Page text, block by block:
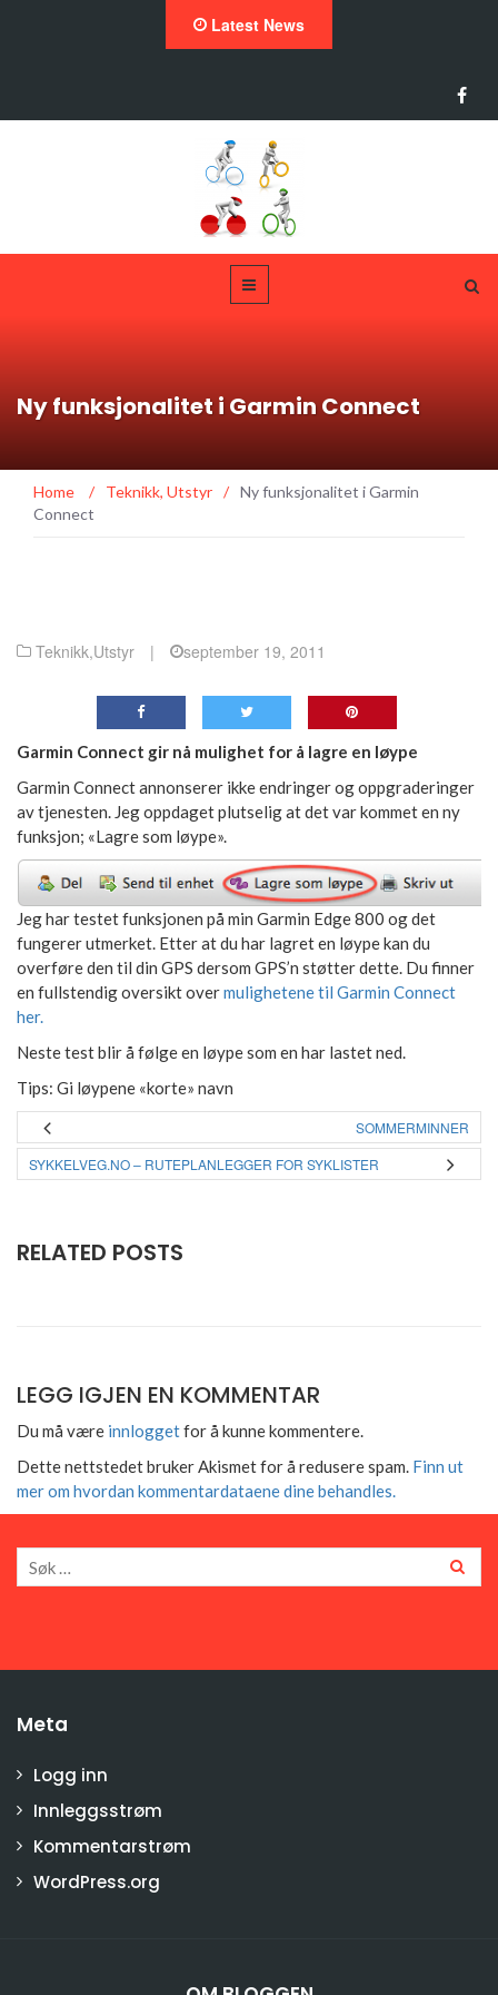
Latest News
Ny funksjonalitet i Garmin Connect
Home / Teknikk, Utstyr / Ny funksjonalitet i Garmin
Connect
Teknikk,Utstyr | september 19, 2011
Garmin Connect gir nå mulighet for å lagre en løype
Garmin Connect annonserer ikke endringer og oppgraderinger
av tjenesten. Jeg oppdaget plutselig at det var kommet en ny
funksjon; «Lagre som løype».
Jeg har testet funksjonen på min Garmin Edge 800 og det
fungerer utmerket. Etter at du har lagret en løype kan du
overføre den til din GPS dersom GPS’n støtter dette. Du finner
en fullstendig oversikt overmulighetene til Garmin Connect
her.
Neste test blir å følge en løype som en har lastet ned.
Tips: Gi løypene «korte» navn
SOMMERMINNER
SYKKELVEG.NO – RUTEPLANLEGGER FOR SYKLISTER
RELATED POSTS
LEGG IGJEN EN KOMMENTAR
Du må være innloggetfor å kunne kommentere.
Dette nettstedet bruker Akismet for å redusere spam. Finn ut
mer om hvordan kommentardataene dine behandles.
Meta
Logg inn
Innleggsstrøm
Kommentarstrøm
WordPress.org